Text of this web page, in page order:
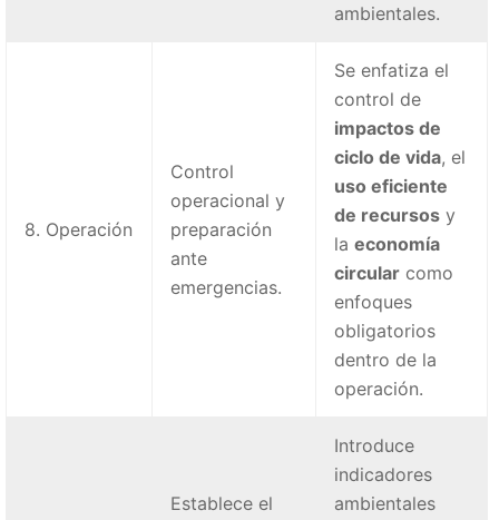
ambientales.
8. Operación
Control
operacional y
preparación
ante
emergencias.
Se enfatiza el
control de
impactos de
ciclo de vida, el
uso eficiente
de recursos y
la economía
circular como
enfoques
obligatorios
dentro de la
operación.
Establece el
Introduce
indicadores
ambientales